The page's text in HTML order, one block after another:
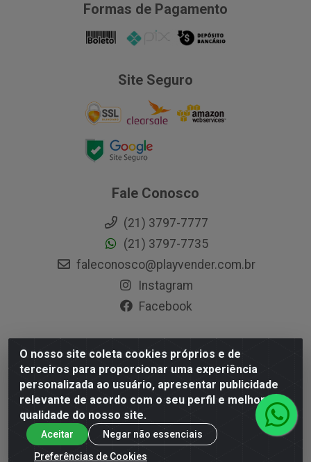
O nosso site coleta cookies próprios e de
terceiros para proporcionar uma experiência
personalizada ao usuário, apresentar publicidade
relevante de acordo com o seu perfil e melhorar a
qualidade do nosso site.
Aceitar
Negar não essenciais
Preferências de Cookies
Formas de Pagamento
Site Seguro
Fale Conosco
(21) 3797-7777
(21) 3797-7735
faleconosco@playvender.com.br
Instagram
Facebook
Playvender Distribuidora - Avenida Ana Dantas, 183- Xerém -
Duque de Caxias / RJ - CEP 25250-415 - CNPJ
05.762.204/0001-83